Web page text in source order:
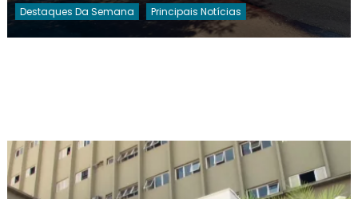
Destaques Da Semana Principais Notícias